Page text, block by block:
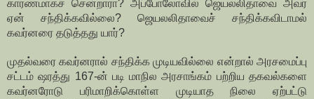
காரணமாகச் சென்றாரா? அப்போலோவில் ஜெயலலிதாவை அவர்
ஏன் சந்திக்கவில்லை? ஜெயலலிதாவைச் சந்திக்கவிடாமல்
கவர்னரை தடுத்தது யார்?
முதல்வரை கவர்னரால் சந்திக்க முடியவில்லை என்றால் அரசமைப்பு
சட்டம் ஷரத்து 167-ன் படி மாநில அரசாங்கம் பற்றிய தகவல்களை
கவர்னரோடு பரிமாறிக்கொள்ள முடியாத நிலை ஏற்பட்டு